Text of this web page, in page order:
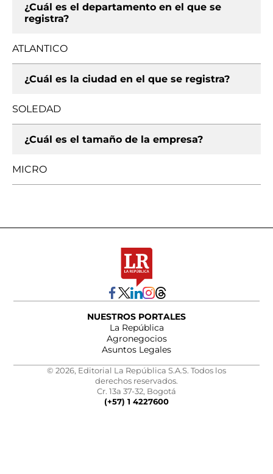
¿Cuál es el departamento en el que se
registra?
ATLANTICO
¿Cuál es la ciudad en el que se registra?
SOLEDAD
¿Cuál es el tamaño de la empresa?
MICRO
NUESTROS PORTALES
La República
Agronegocios
Asuntos Legales
© 2026, Editorial La República S.A.S. Todos los
derechos reservados.
Cr. 13a 37-32, Bogotá
(+57) 1 4227600